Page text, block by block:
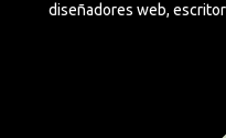
diseñadores web,